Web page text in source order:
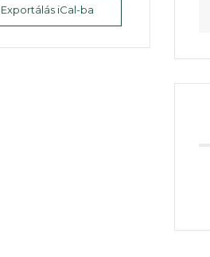
Exportálás iCal-ba